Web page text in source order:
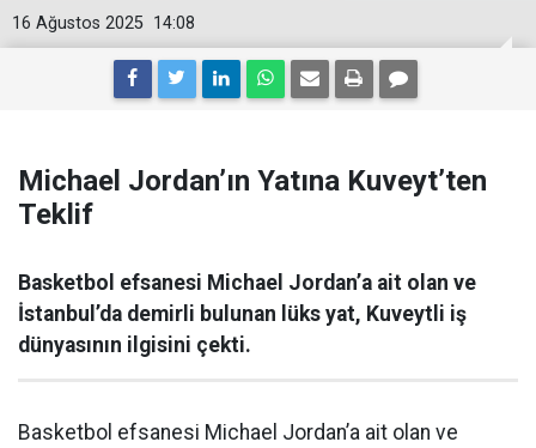
14:08
16 Ağustos 2025
Michael Jordan’ın Yatına Kuveyt’ten
Teklif
Basketbol efsanesi Michael Jordan’a ait olan ve
İstanbul’da demirli bulunan lüks yat, Kuveytli iş
dünyasının ilgisini çekti.
Basketbol efsanesi Michael Jordan’a ait olan ve